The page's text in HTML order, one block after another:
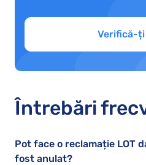
Verifică-
Întrebări
Pot face o reclamație LOT
fost anulat?